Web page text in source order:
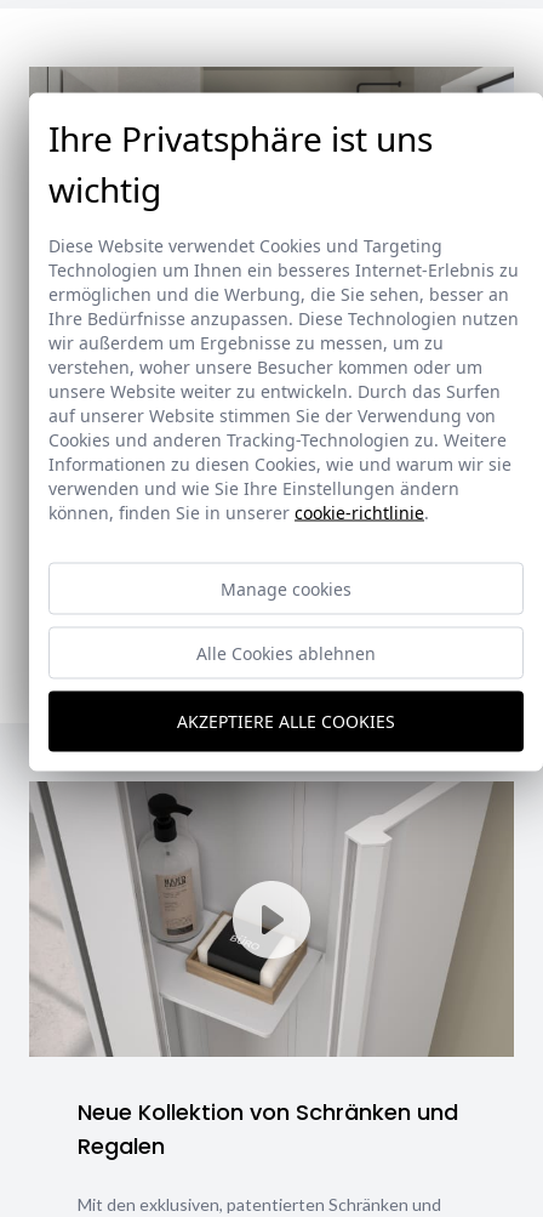
Neu
Doccia Shelf System
para ofrecer una solución práctica, resistente y
Ver Doccia Shelf System
Neue Kollektion von Schränken und
Regalen
Mit den exklusiven, patentierten Schränken und
Ihre Privatsphäre ist uns
wichtig
Diese Website verwendet Cookies und Targeting
Technologien um Ihnen ein besseres Internet-Erlebnis zu
ermöglichen und die Werbung, die Sie sehen, besser an
Ihre Bedürfnisse anzupassen. Diese Technologien nutzen
wir außerdem um Ergebnisse zu messen, um zu
verstehen, woher unsere Besucher kommen oder um
unsere Website weiter zu entwickeln. Durch das Surfen
auf unserer Website stimmen Sie der Verwendung von
Cookies und anderen Tracking-Technologien zu. Weitere
Informationen zu diesen Cookies, wie und warum wir sie
verwenden und wie Sie Ihre Einstellungen ändern
können, finden Sie in unserer cookie-richtlinie.
Manage cookies
Alle Cookies ablehnen
AKZEPTIERE ALLE COOKIES